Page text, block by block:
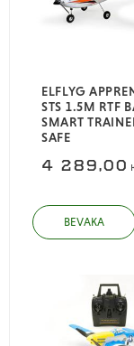
ELFLYG
STS 1.5M RTF
SMART
SAFE
4 289,00